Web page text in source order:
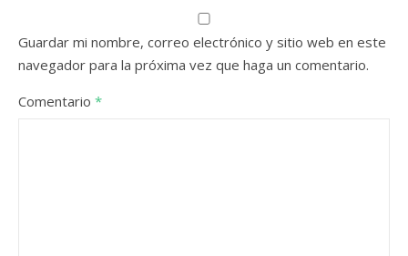
Guardar mi nombre, correo electrónico y sitio web en este
navegador para la próxima vez que haga un comentario.
Comentario *